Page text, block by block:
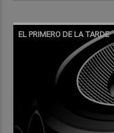
EL PRIMERO DE LA TARDE